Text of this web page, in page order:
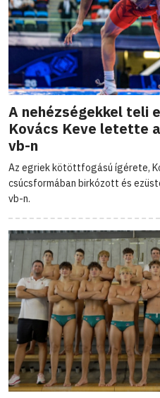
A nehézségekkel teli
Kovács Keve letette
vb-n
Az egriek kötöttfogású ígérete,
csúcsformában birkózott és
vb-n.